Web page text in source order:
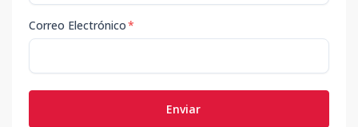
Correo Electrónico*
Enviar